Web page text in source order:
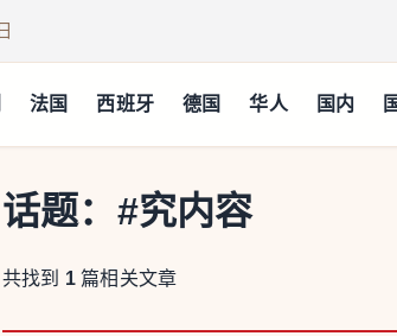
法国 西班牙 德国 华人 国内
话题： #究内容
共找到 1 篇相关文章